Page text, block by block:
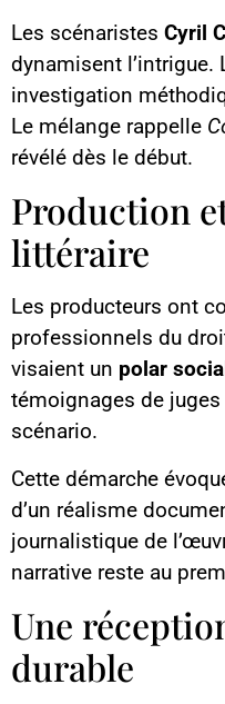
Les scénaristes Cyril
dynamisent l’intrigue.
investigation
Le mélange rappelle
révélé dès le début.
Production
littéraire
Les producteurs ont
professionnels du
visaient un polar
témoignages de
scénario.
Cette démarche
d’un réalisme
journalistique de
narrative reste au
Une
durable